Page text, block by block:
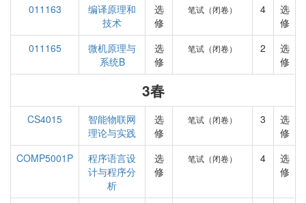
011163
编译原理和
技术
选
修
笔试（闭卷） 4
选
修
011165
微机原理与
系统B
选
修
笔试（闭卷） 2
选
修
3春
CS4015
智能物联网
理论与实践
选
修
笔试（闭卷） 3
选
修
COMP5001P
程序语言设
计与程序分
析
选
修
笔试（闭卷） 4
选
修